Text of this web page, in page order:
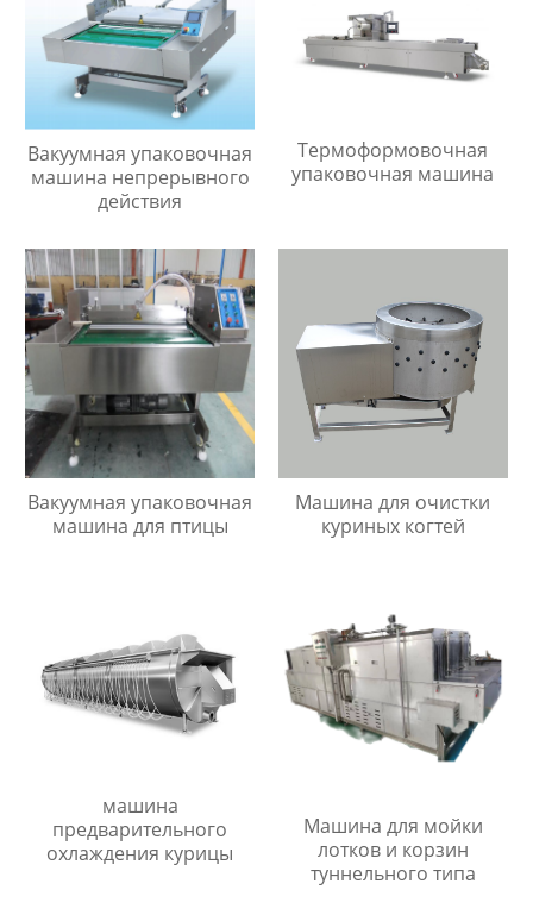
Вакуумная упаковочная
машина непрерывного
действия
Термоформовочная
упаковочная машина
Вакуумная упаковочная
машина для птицы
Машина для очистки
куриных когтей
машина
предварительного
охлаждения курицы
Машина для мойки
лотков и корзин
туннельного типа